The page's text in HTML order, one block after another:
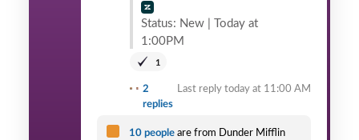
Status: New | Today at
1:00PM
1
2
replies
Last reply today at 11:00 AM
10 peopleare from Dunder Mifflin